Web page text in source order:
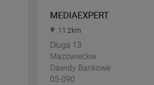
MEDIAEXPERT
11.2km
Długa 13
Mazowieckie
Dawidy Bankowe
05-090